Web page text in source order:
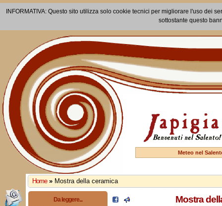
INFORMATIVA: Questo sito utilizza solo cookie tecnici per migliorare l'uso dei
sottostante questo
Meteo nel
Home » Mostra della ceramica
Da leggere... Mostra